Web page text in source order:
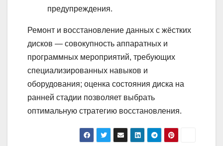
предупреждения.
Ремонт и восстановление данных с жёстких
дисков — совокупность аппаратных и
программных мероприятий, требующих
специализированных навыков и
оборудования; оценка состояния диска на
ранней стадии позволяет выбрать
оптимальную стратегию восстановления.